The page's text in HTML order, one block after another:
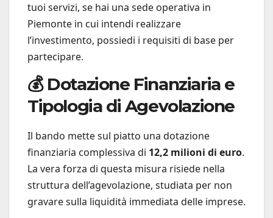
tuoi servizi, se hai una sede operativa in
Piemonte in cui intendi realizzare
l’investimento, possiedi i requisiti di base per
partecipare.
💰 Dotazione Finanziaria e
Tipologia di Agevolazione
Il bando mette sul piatto una dotazione
finanziaria complessiva di 12,2 milioni di euro.
La vera forza di questa misura risiede nella
struttura dell’agevolazione, studiata per non
gravare sulla liquidità immediata delle imprese.